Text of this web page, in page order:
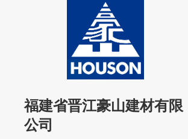
福建省晋江豪山建材有限
公司